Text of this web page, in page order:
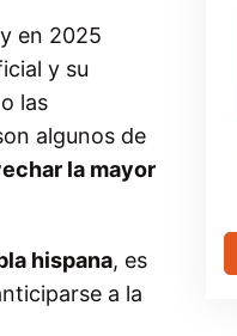
en 2025
y su
las
algunos de
la mayor
hispana, es
a la